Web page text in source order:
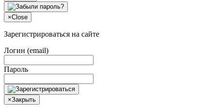
×Close
Зарегистрироваться на сайте
Логин (email)
Пароль
×Закрыть